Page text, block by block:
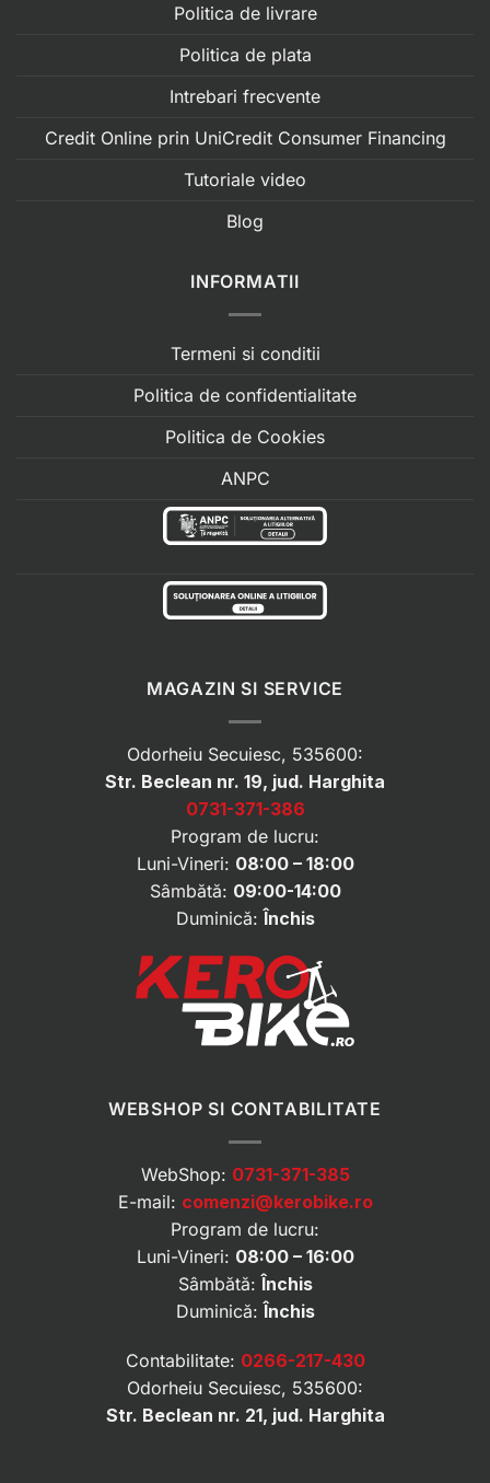
Politica de livrare
Politica de plata
Intrebari frecvente
Credit Online prin UniCredit Consumer Financing
Tutoriale video
Blog
INFORMATII
Termeni si conditii
Politica de confidentialitate
Politica de Cookies
ANPC
MAGAZIN SI SERVICE
Odorheiu Secuiesc, 535600:
Str. Beclean nr. 19, jud. Harghita
0731-371-386
Program de lucru:
Luni-Vineri: 08:00 – 18:00
Sâmbătă: 09:00-14:00
Duminică: Închis
WEBSHOP SI CONTABILITATE
WebShop: 0731-371-385
E-mail: comenzi@kerobike.ro
Program de lucru:
Luni-Vineri: 08:00 – 16:00
Sâmbătă:Închis
Duminică:Închis
Contabilitate: 0266-217-430
Odorheiu Secuiesc, 535600:
Str. Beclean nr. 21, jud. Harghita